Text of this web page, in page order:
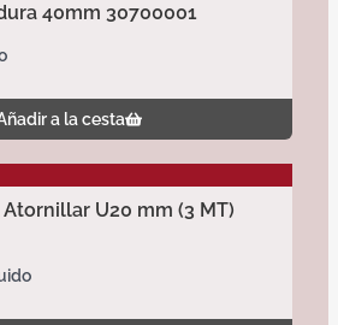
40mm 30700001
a la cesta
U20 mm (3 MT)